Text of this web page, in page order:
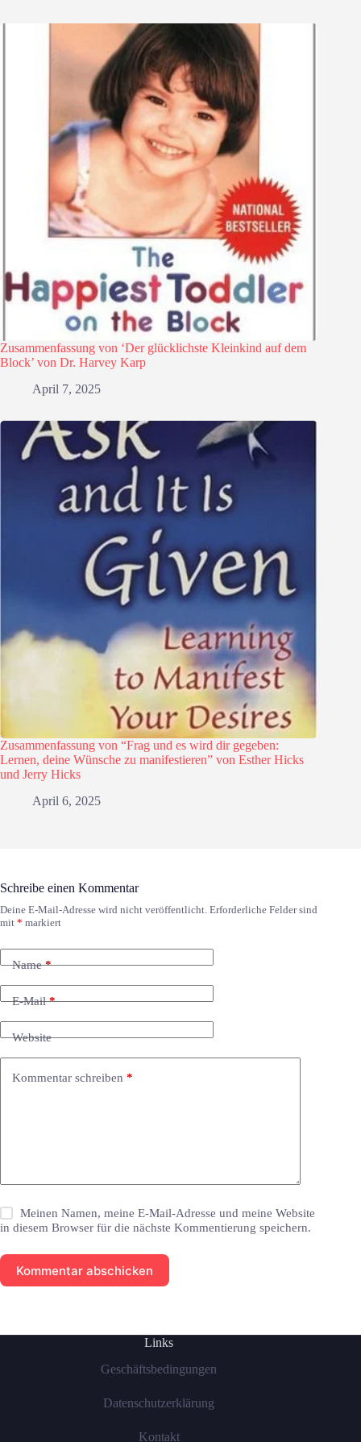
Zusammenfassung von ‘Der glücklichste Kleinkind auf dem
Block’ von Dr. Harvey Karp
April 7, 2025
Zusammenfassung von “Frag und es wird dir gegeben:
Lernen, deine Wünsche zu manifestieren” von Esther Hicks
und Jerry Hicks
April 6, 2025
Schreibe einen Kommentar
Deine E-Mail-Adresse wird nicht veröffentlicht. Erforderliche Felder sind
mit * markiert
Name*
E-Mail*
Website
Kommentar schreiben *
Meinen Namen, meine E-Mail-Adresse und meine Website
in diesem Browser für die nächste Kommentierung speichern.
Kommentar abschicken
Links
Geschäftsbedingungen
Datenschutzerklärung
Kontakt